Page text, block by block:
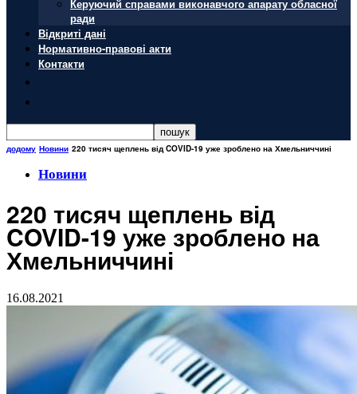
Керуючий справами виконавчого апарату обласної
ради
Відкриті дані
Нормативно-правові акти
Контакти
додому Новини 220 тисяч щеплень від COVID-19 уже зроблено на Хмельниччині
Новини
220 тисяч щеплень від
COVID-19 уже зроблено на
Хмельниччині
16.08.2021